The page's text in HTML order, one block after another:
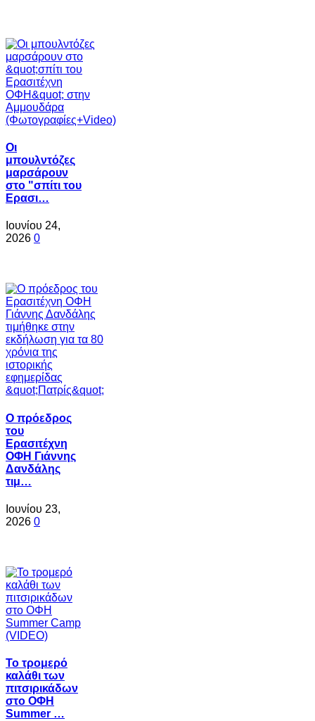
Oι
μπουλντόζες
μαρσάρουν
στο "σπίτι του
Ερασι…
Ιουνίου 24,
2026 0
Ο πρόεδρος
του
Ερασιτέχνη
ΟΦΗ Γιάννης
Δανδάλης
τιμ…
Ιουνίου 23,
2026 0
Το τρομερό
καλάθι των
πιτσιρικάδων
στο ΟΦΗ
Summer …